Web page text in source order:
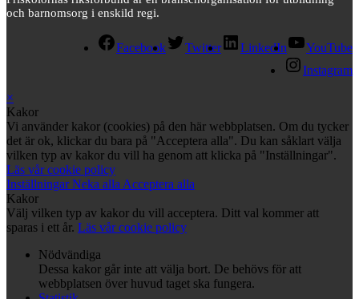
och barnomsorg i enskild regi.
Facebook Twitter LinkedIn
YouTube
Instagram
×
Kakor
Vi använder kakor (cookies) på den här webbplatsen. Om du tycker
det är ok, klickar du bara på "Acceptera alla". Du kan såklart välja
vilken typ av kakor du vill ha genom att klicka på "Inställningar".
Läs vår cookie policy
InställningarNeka alla Acceptera alla
Kakor
Välj vilken typ av kakor du vill acceptera. Ditt val kommer att
sparas i ett år. Läs vår cookie policy
Nödvändiga
Dessa kakor går inte att välja bort. De behövs för att
webbplatsen över huvud taget ska fungera.